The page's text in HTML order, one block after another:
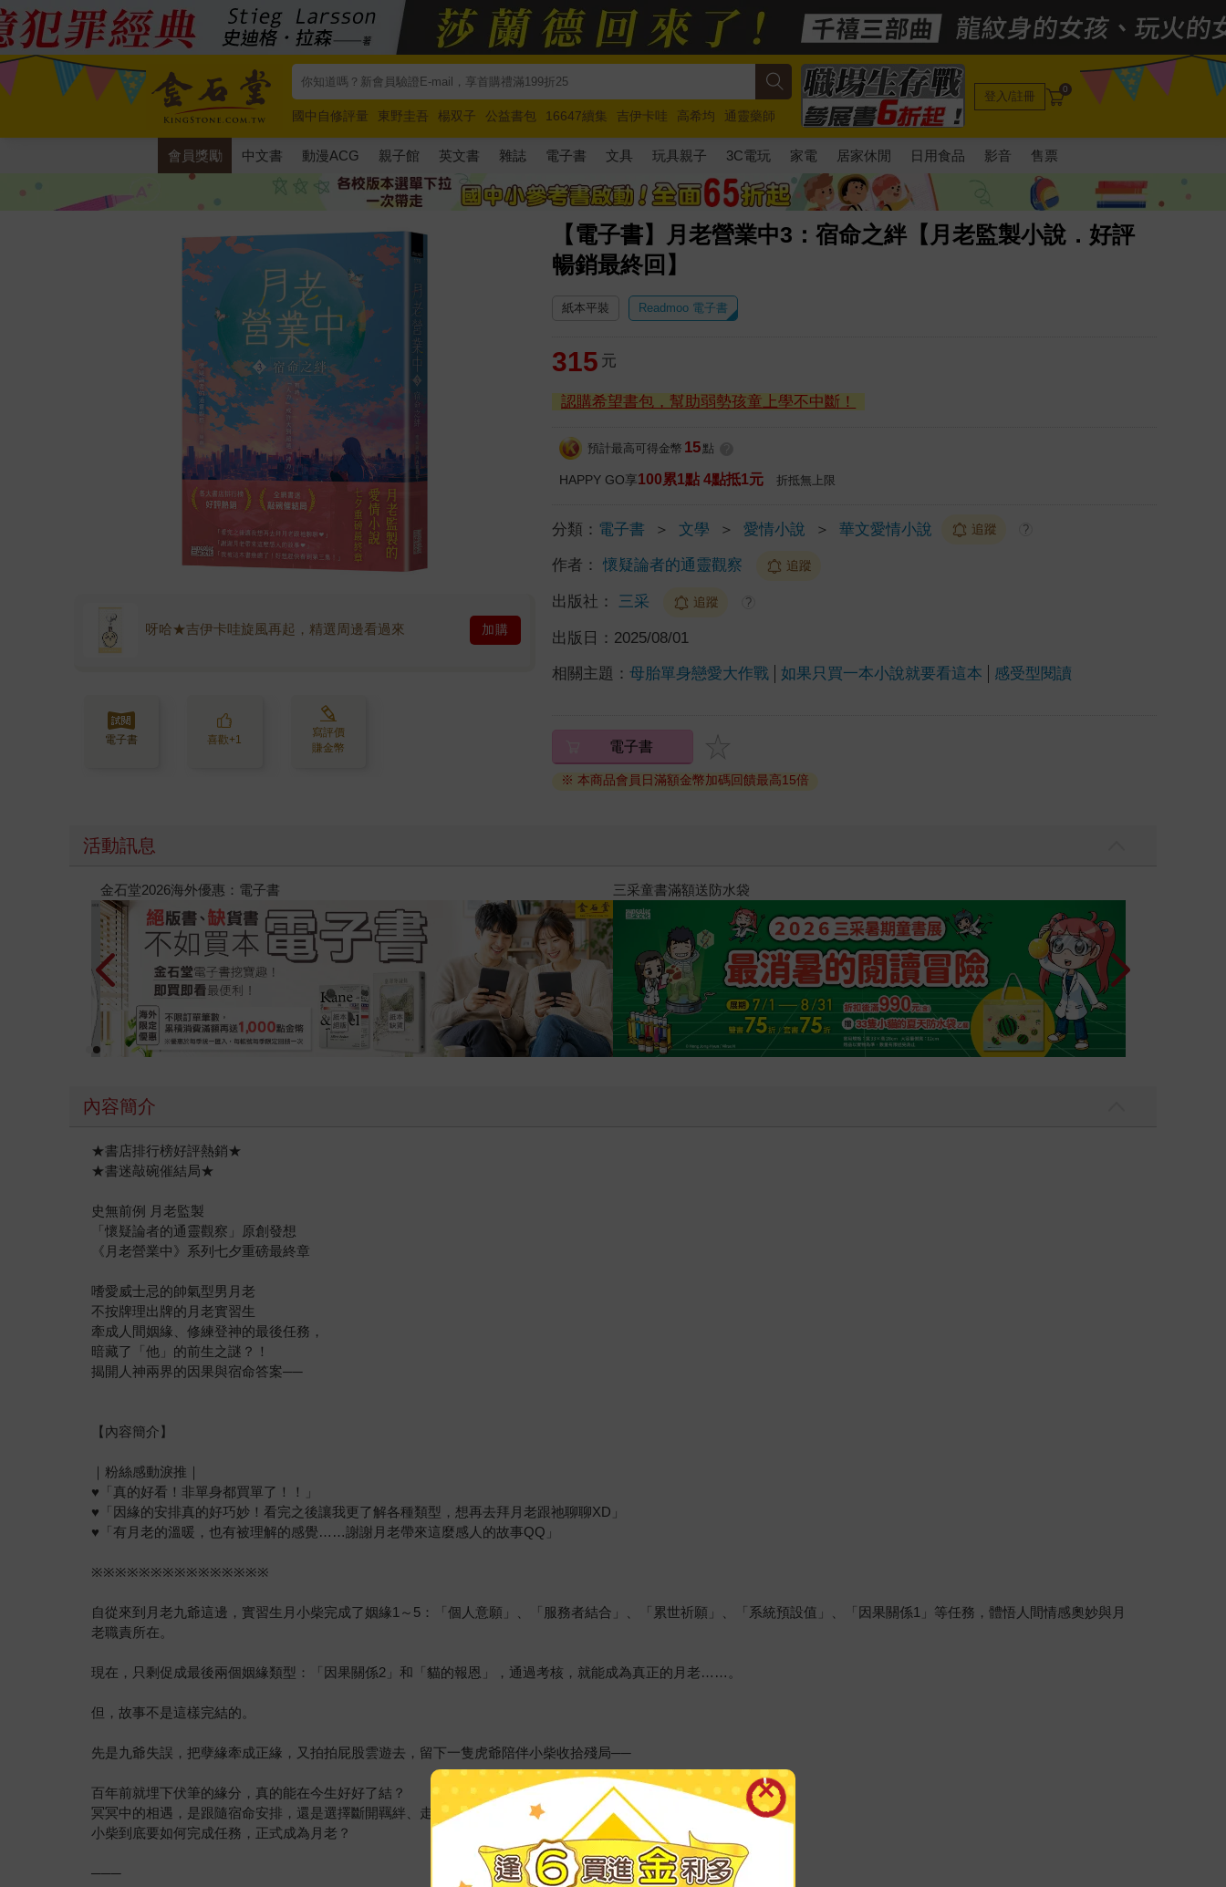
國中自修評量 東野圭吾 楊双子 公益書包 16647續集 吉伊卡哇 高希均
通靈藥師
唯紅花綻放
奧德賽 路邊攤新作 馬斯克 玩具總動員5 超慢跑
登入/註冊 0
會員獎勵 中文書 動漫ACG 親子館 英文書 雜誌 電子書 文具 玩具親子 3C電玩 家電 居家休閒 日用食品 影音 售票
【電子書】月老營業中3：宿命之絆【月老監製小說．好評
暢銷最終回】
呀哈★吉伊卡哇旋風再起，精選周邊看過來 加購
電子書 喜歡+1
寫評價
賺金幣
紙本平裝 Readmoo 電子書
315 元
認購希望書包，幫助弱勢孩童上學不中斷！
預計最高可得金幣 15 點
HAPPY GO享100累1點 4點抵1元 折抵無上限
分類： 電子書 ＞ 文學 ＞ 愛情小說 ＞ 華文愛情小說 追蹤 ?
作者： 懷疑論者的通靈觀察 追蹤
出版社： 三采 追蹤 ?
出版日： 2025/08/01
相關主題：母胎單身戀愛大作戰 如果只買一本小說就要看這本 感受型閱讀
電子書
※ 本商品會員日滿額金幣加碼回饋最高15倍
活動訊息
春光ｘ奇幻基地｜全書系展 2026金石堂暑假漫博〈你好，我吃一點〉第二波
內容簡介
★書店排行榜好評熱銷★
★書迷敲碗催結局★
史無前例 月老監製
「懷疑論者的通靈觀察」原創發想
《月老營業中》系列七夕重磅最終章
嗜愛威士忌的帥氣型男月老
不按牌理出牌的月老實習生
牽成人間姻緣、修練登神的最後任務，
暗藏了「他」的前生之謎？！
揭開人神兩界的因果與宿命答案──
【內容簡介】
｜粉絲感動淚推｜
♥「真的好看！非單身都買單了！！」
♥「因緣的安排真的好巧妙！看完之後讓我更了解各種類型，想再去拜月老跟祂聊聊XD」
♥「有月老的溫暖，也有被理解的感覺……謝謝月老帶來這麼感人的故事QQ」
※※※※※※※※※※※※※※※
自從來到月老九爺這邊，實習生月小柴完成了姻緣1～5：「個人意願」、「服務者結合」、「累世祈願」、「系統預設值」、「因果關係1」等任務，體悟人間情感奧妙與月
老職責所在。
現在，只剩促成最後兩個姻緣類型：「因果關係2」和「貓的報恩」，通過考核，就能成為真正的月老……。
但，故事不是這樣完結的。
先是九爺失誤，把孽緣牽成正緣，又拍拍屁股雲遊去，留下一隻虎爺陪伴小柴收拾殘局──
百年前就埋下伏筆的緣分，真的能在今生好好了結？
冥冥中的相遇，是跟隨宿命安排，還是選擇斷開羈絆、走出新的造化？
小柴到底要如何完成任務，正式成為月老？
───